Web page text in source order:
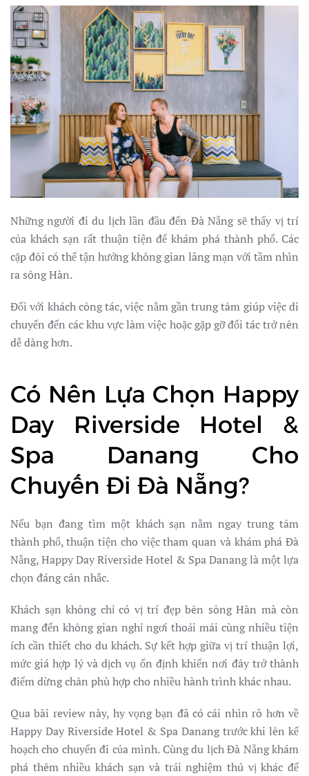
Những người đi du lịch lần đầu đến Đà Nẵng sẽ thấy vị trí
của khách sạn rất thuận tiện để khám phá thành phố. Các
cặp đôi có thể tận hưởng không gian lãng mạn với tầm nhìn
ra sông Hàn.
Đối với khách công tác, việc nằm gần trung tâm giúp việc di
chuyển đến các khu vực làm việc hoặc gặp gỡ đối tác trở nên
dễ dàng hơn.
Có Nên Lựa Chọn Happy
Day Riverside Hotel &
Spa Danang Cho
Chuyến Đi Đà Nẵng?
Nếu bạn đang tìm một khách sạn nằm ngay trung tâm
thành phố, thuận tiện cho việc tham quan và khám phá Đà
Nẵng, Happy Day Riverside Hotel & Spa Danang là một lựa
chọn đáng cân nhắc.
Khách sạn không chỉ có vị trí đẹp bên sông Hàn mà còn
mang đến không gian nghỉ ngơi thoải mái cùng nhiều tiện
ích cần thiết cho du khách. Sự kết hợp giữa vị trí thuận lợi,
mức giá hợp lý và dịch vụ ổn định khiến nơi đây trở thành
điểm dừng chân phù hợp cho nhiều hành trình khác nhau.
Qua bài review này, hy vọng bạn đã có cái nhìn rõ hơn về
Happy Day Riverside Hotel & Spa Danang trước khi lên kế
hoạch cho chuyến đi của mình. Cùng du lịch Đà Nẵng khám
phá thêm nhiều khách sạn và trải nghiệm thú vị khác để